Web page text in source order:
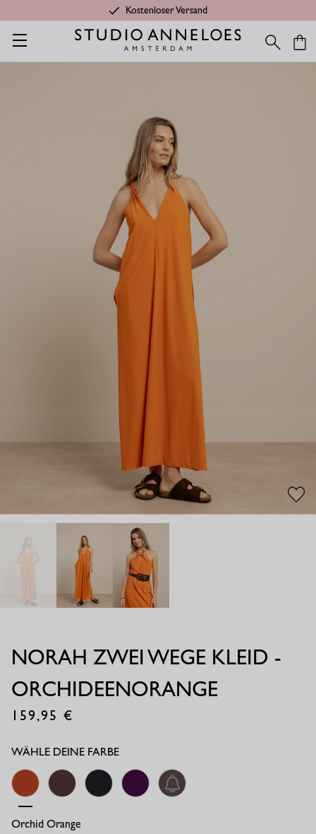
Kostenloser Versand
Startseite Leading gift Norah zwei wege kleid -
NORAH ZWEI WEGE KLEID -
ORCHIDEENORANGE
159,95
WÄHLE DEINE FARBE
Orchid Orange
Espresso